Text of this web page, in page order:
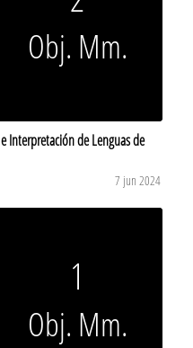
Obj. Mm.
Interpretación de Lenguas de
7 jun 2024
1
Obj. Mm.